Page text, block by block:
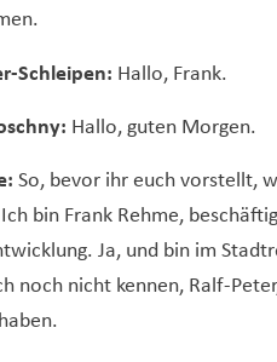
Schleipen: Hallo, Frank.
Hallo, guten Morgen.
So, bevor ihr euch vorstellt,
bin Frank Rehme,
Ja, und bin im
noch nicht kennen, Ralf-